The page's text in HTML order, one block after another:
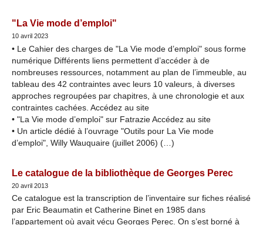
"La Vie mode d’emploi"
10 avril 2023
• Le Cahier des charges de "La Vie mode d’emploi" sous forme
numérique Différents liens permettent d’accéder à de
nombreuses ressources, notamment au plan de l’immeuble, au
tableau des 42 contraintes avec leurs 10 valeurs, à diverses
approches regroupées par chapitres, à une chronologie et aux
contraintes cachées. Accédez au site
• "La Vie mode d’emploi" sur Fatrazie Accédez au site
• Un article dédié à l’ouvrage "Outils pour La Vie mode
d’emploi", Willy Wauquaire (juillet 2006) (…)
Le catalogue de la bibliothèque de Georges Perec
20 avril 2013
Ce catalogue est la transcription de l’inventaire sur fiches réalisé
par Eric Beaumatin et Catherine Binet en 1985 dans
l’appartement où avait vécu Georges Perec. On s’est borné à